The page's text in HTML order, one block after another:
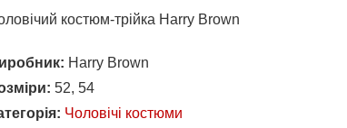
костюм-трійка Harry Brown
Harry Brown
52, 54
Чоловічі костюми